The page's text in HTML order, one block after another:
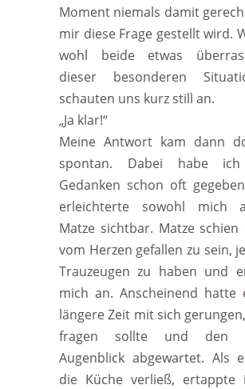
Moment niemals damit
mir diese Frage gestellt wird.
wohl beide etwas
dieser besonderen
schauten uns kurz still an.
„Ja klar!“
Meine Antwort kam dann
spontan. Dabei habe
Gedanken schon oft
erleichterte sowohl mich
Matze sichtbar. Matze schien
vom Herzen gefallen zu sein,
Trauzeugen zu haben und
mich an. Anscheinend hatte
längere Zeit mit sich
fragen sollte und den
Augenblick abgewartet. Als
die Küche verließ, ertappte